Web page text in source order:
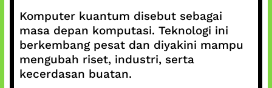
Komputer kuantum disebut sebagai
masa depan komputasi. Teknologi ini
berkembang pesat dan diyakini mampu
mengubah riset, industri, serta
kecerdasan buatan.